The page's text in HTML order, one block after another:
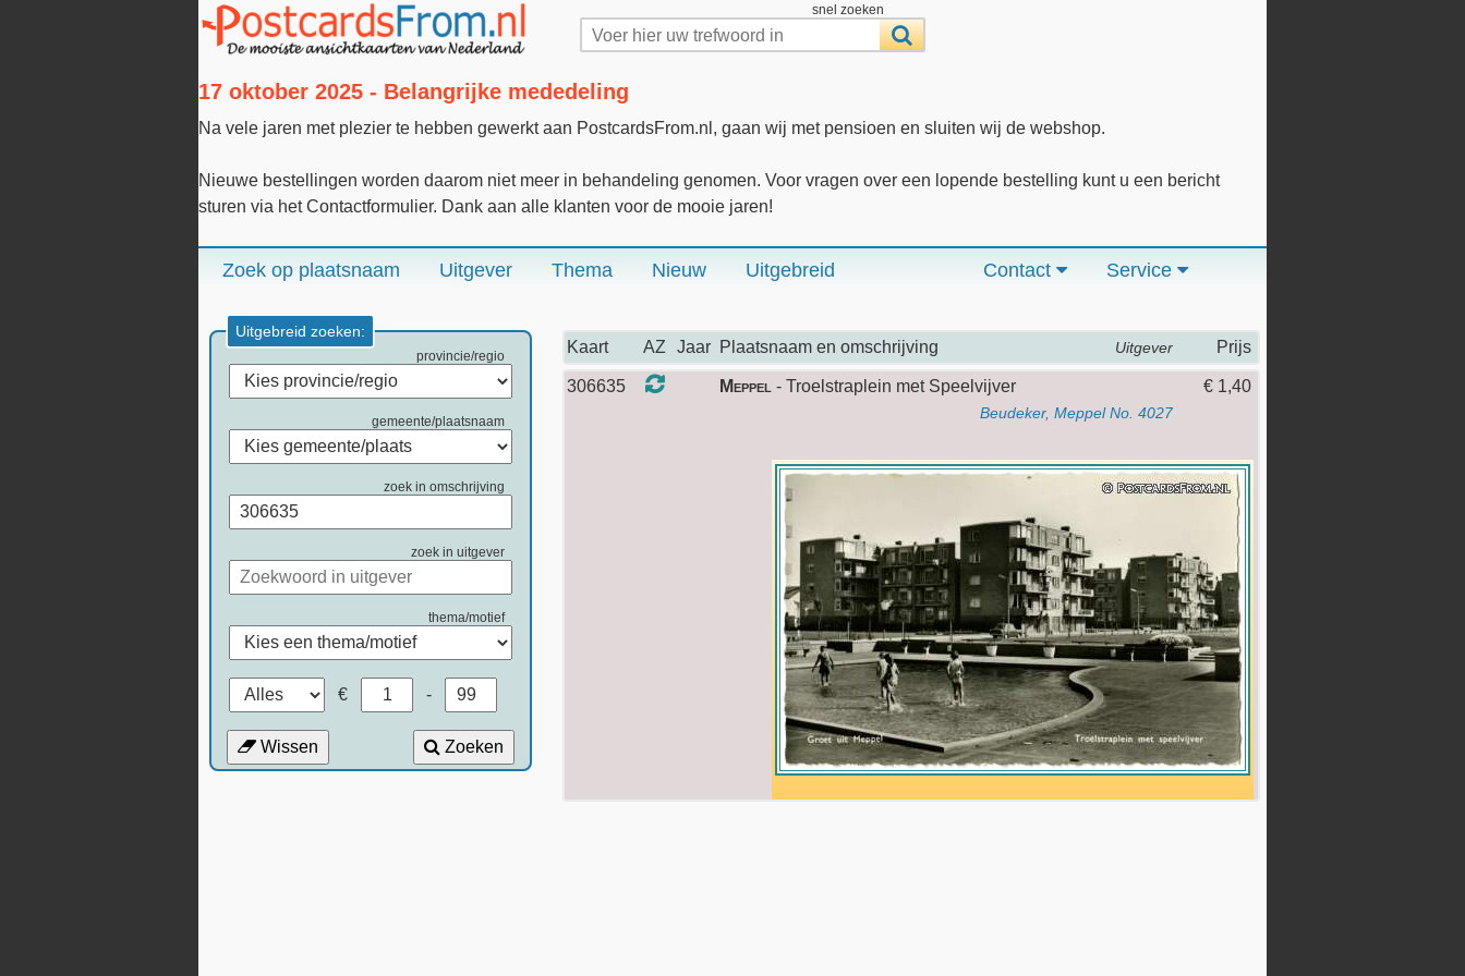
snel zoeken
17 oktober 2025 - Belangrijke mededeling
Na vele jaren met plezier te hebben gewerkt aan PostcardsFrom.nl, gaan wij met pensioen en sluiten wij de webshop.
Nieuwe bestellingen worden daarom niet meer in behandeling genomen. Voor vragen over een lopende bestelling kunt u een bericht
sturen via het Contactformulier. Dank aan alle klanten voor de mooie jaren!
Zoek op plaatsnaam Uitgever Thema Nieuw Uitgebreid Service
Contact
Uitgebreid zoeken:
provincie/regio
gemeente/plaatsnaam
zoek in omschrijving
zoek in uitgever
thema/motief
€ -
Wissen Zoeken
Kaart AZ Jaar Plaatsnaam en omschrijving Uitgever Prijs
306635 Meppel - Troelstraplein met Speelvijver
Beudeker, Meppel No. 4027
€ 1,40